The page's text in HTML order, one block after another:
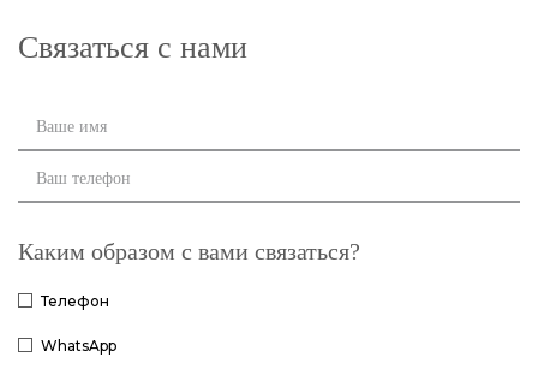
Связаться с нами
Каким образом с вами связаться?
Телефон
WhatsApp